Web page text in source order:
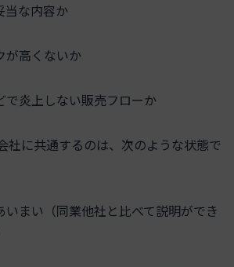
当な内容か
が高くないか
で炎上しない販売フローか
社に共通するのは、次のような状態で
いまい（同業他社と比べて説明ができ